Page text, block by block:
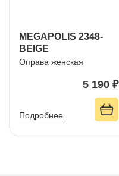
MEGAPOLIS 2348-
BEIGE
Оправа женская
5 190 ₽
Подробнее